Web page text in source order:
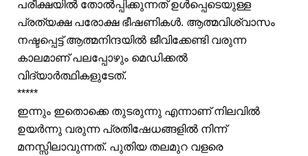
പരീക്ഷയിൽ തോൽപ്പിക്കുന്നത് ഉൾപ്പെടെയുള്ള
പ്രത്യക്ഷ പരോക്ഷ ഭീഷണികൾ. ആത്മവിശ്വാസം
നഷ്ടപ്പെട്ട് ആത്മനിന്ദയിൽ ജീവിക്കേണ്ടി വരുന്ന
കാലമാണ് പലപ്പോഴും മെഡിക്കൽ
വിദ്യാർത്ഥികളുടേത്.
*****
ഇന്നും ഇതൊക്കെ തുടരുന്നു എന്നാണ് നിലവിൽ
ഉയർന്നു വരുന്ന പ്രതിഷേധങ്ങളിൽ നിന്ന്
മനസ്സിലാവുന്നത്. പുതിയ തലമുറ വളരെ